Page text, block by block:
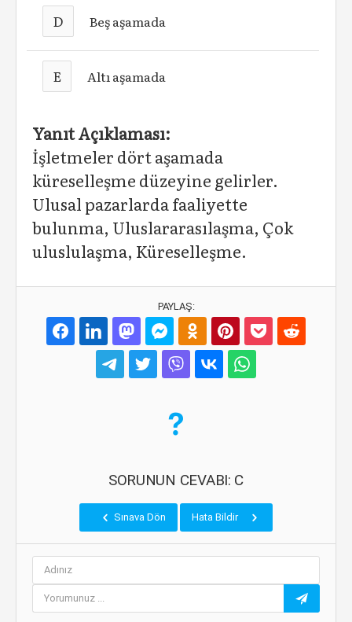
D Beş aşamada
E Altı aşamada
Yanıt Açıklaması:
İşletmeler dört aşamada
küreselleşme düzeyine gelirler.
Ulusal pazarlarda faaliyette
bulunma, Uluslararasılaşma, Çok
uluslulaşma, Küreselleşme.
PAYLAŞ:
SORUNUN CEVABI: C
Sınava Dön Hata Bildir